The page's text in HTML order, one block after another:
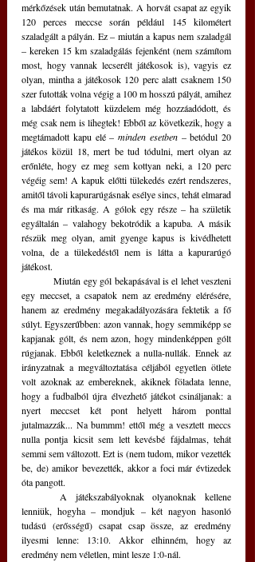
mérkőzések után bemutatnak. A horvát csapat az egyik
120 perces meccse során például 145 kilométert
szaladgált a pályán. Ez – miután a kapus nem szaladgál
– kereken 15 km szaladgálás fejenként (nem számítom
most, hogy vannak lecserélt játékosok is), vagyis ez
olyan, mintha a játékosok 120 perc alatt csaknem 150
szer futották volna végig a 100 m hosszú pályát, amihez
a labdáért folytatott küzdelem még hozzáadódott, és
még csak nem is lihegtek! Ebből az következik, hogy a
megtámadott kapu elé – minden esetben – betódul 20
játékos közül 18, mert be tud tódulni, mert olyan az
erőnléte, hogy ez meg sem kottyan neki, a 120 perc
végéig sem! A kapuk előtti tülekedés ezért rendszeres,
amitől távoli kapurarúgásnak esélye sincs, tehát elmarad
és ma már ritkaság. A gólok egy része – ha születik
egyáltalán – valahogy bekotródik a kapuba. A másik
részük meg olyan, amit gyenge kapus is kivédhetett
volna, de a tülekedéstől nem is látta a kapurarúgó
játékost.
	Miután egy gól bekapásával is el lehet veszteni
egy meccset, a csapatok nem az eredmény elérésére,
hanem az eredmény megakadályozására fektetik a fő
súlyt. Egyszerűbben: azon vannak, hogy semmiképp se
kapjanak gólt, és nem azon, hogy mindenképpen gólt
rúgjanak. Ebből keletkeznek a nulla-nullák. Ennek az
irányzatnak a megváltoztatása céljából egyetlen ötlete
volt azoknak az embereknek, akiknek föladata lenne,
hogy a fudbalból újra élvezhető játékot csináljanak: a
nyert meccset két pont helyett három ponttal
jutalmazzák... Na bummm! ettől még a vesztett meccs
nulla pontja kicsit sem lett kevésbé fájdalmas, tehát
semmi sem változott. Ezt is (nem tudom, mikor vezették
be, de) amikor bevezették, akkor a foci már évtizedek
óta pangott.
lenniük, hogyha – mondjuk – két nagyon hasonló
tudású (erősségű) csapat csap össze, az eredmény
ilyesmi lenne: 13:10. Akkor elhinném, hogy az
eredmény nem véletlen, mint lesze 1:0-nál.